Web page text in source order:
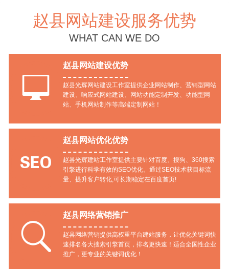
赵县网站建设服务优势
WHAT CAN WE DO

赵县网站建设优势
赵县光辉网站建设工作室提供企业网站制作、营销型网站
建设、响应式网站建设、网站功能定制开发、功能型网
站、手机网站制作等高端定制网站！

赵县网站优化优势
赵县光辉建站工作室提供主要针对百度、搜狗、360搜索
引擎进行科学有效的SEO优化。通过SEO技术获目标流
量、提升客户转化,可长期稳定在百度首页!

赵县网络营销推广
赵县网络营销提供高权重平台建站服务，让优化关键词快
速排名各大搜索引擎首页，排名更快速！适合全国性企业
推广，更专业的关键词优化！